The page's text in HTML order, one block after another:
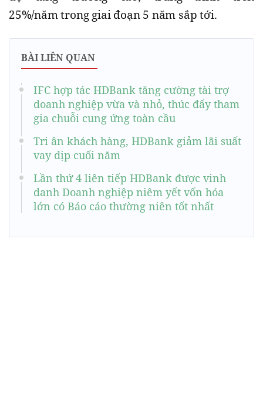
25%/năm trong giai đoạn 5 năm sắp tới.
BÀI LIÊN QUAN
IFC hợp tác HDBank tăng cường tài trợ
doanh nghiệp vừa và nhỏ, thúc đẩy tham
gia chuỗi cung ứng toàn cầu
Tri ân khách hàng, HDBank giảm lãi suất
vay dịp cuối năm
Lần thứ 4 liên tiếp HDBank được vinh
danh Doanh nghiệp niêm yết vốn hóa
lớn có Báo cáo thường niên tốt nhất